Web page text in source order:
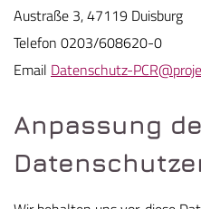
Austraße 3, 47119 Duisburg
Telefon 0203/608620-0
Email Datenschutz-
Anpassung